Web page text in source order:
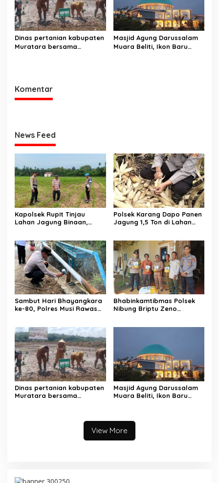
Dinas pertanian kabupaten
Muratara bersama
Masjid Agung Darussalam
Muara Beliti, Ikon Baru
Komentar
News Feed
Kapolsek Rupit Tinjau
Lahan Jagung Binaan,
Batu Gajah
Polsek Karang Dapo Panen
Jagung 1,5 Ton di Lahan
Sambut Hari Bhayangkara
ke-80, Polres Musi Rawas
Jayaloka
Bhabinkamtibmas Polsek
Nibung Briptu Zeno
Dinas pertanian kabupaten
Muratara bersama
Masjid Agung Darussalam
Muara Beliti, Ikon Baru
View More